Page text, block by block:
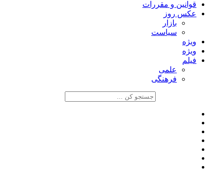
قوانین و مقررات
عکس روز
بازار
سیاست
ویژه
ویژه
فیلم
علمی
فرهنگی